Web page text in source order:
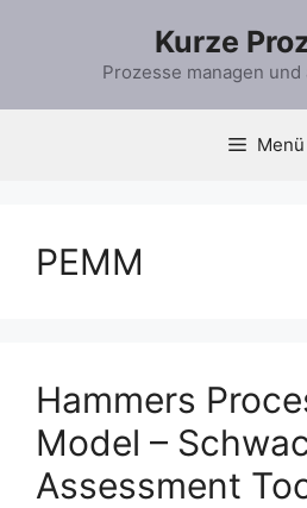
Kurze
Prozesse managen
Menü
PEMM
Hammers
Model –
Assessment